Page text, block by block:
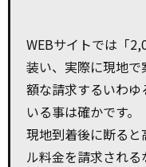
WEBサイトでは「
装い、実際に現地
額な請求するいわ
いる事は確かです。
現地到着後に断る
ル料金を請求され